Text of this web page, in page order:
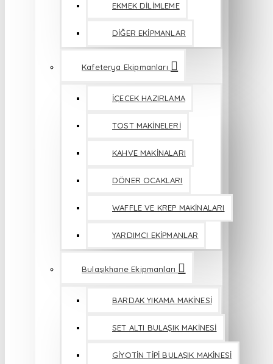
EKMEK DİLİMLEME
DİĞER EKİPMANLAR
Kafeterya Ekipmanları
İÇECEK HAZIRLAMA
TOST MAKİNELERİ
KAHVE MAKİNALARI
DÖNER OCAKLARI
WAFFLE VE KREP MAKİNALARI
YARDIMCI EKİPMANLAR
Bulaşıkhane Ekipmanları
BARDAK YIKAMA MAKİNESİ
SET ALTI BULAŞIK MAKİNESİ
GİYOTİN TİPİ BULAŞIK MAKİNESİ